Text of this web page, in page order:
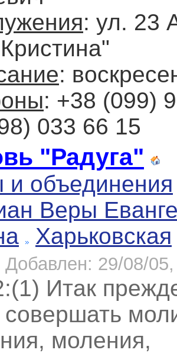
: ул. 23
:
: +38 (099)
033 66 15
"Радуга"
объединения
Веры
Харьковская
Добавлен: 29/08/
Итак
моления,